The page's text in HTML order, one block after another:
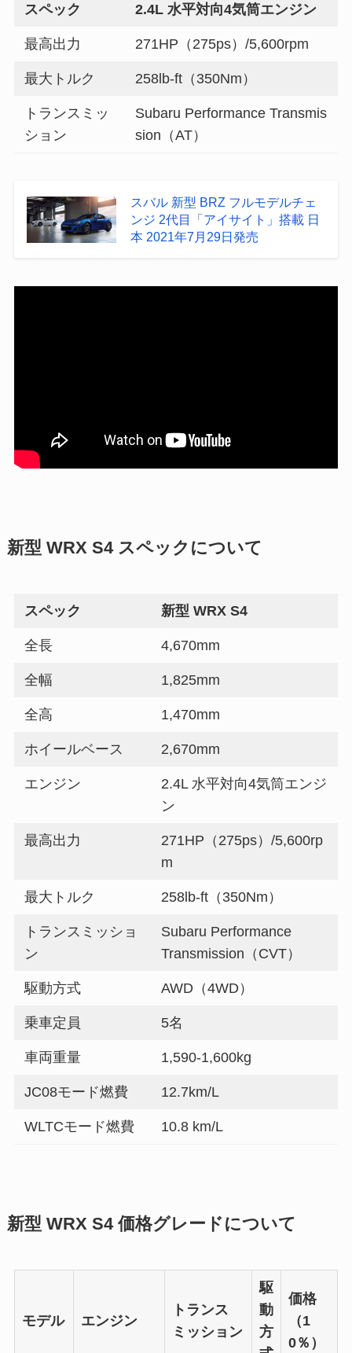
スペック 2.4L 水平対向4気筒エンジン
最高出力 271HP（275ps）/5,600rpm
最大トルク 258lb-ft（350Nm）
トランスミッ
ション
Subaru Performance Transmis
sion（AT）
スバル 新型 BRZ フルモデルチェ
ンジ 2代目「アイサイト」搭載 日
本 2021年7月29日発売
新型 WRX S4 スペックについて
スペック 新型 WRX S4
全長 4,670mm
全幅 1,825mm
全高 1,470mm
ホイールベース 2,670mm
エンジン
2.4L 水平対向4気筒エンジ
ン
最高出力
271HP（275ps）/5,600rp
m
最大トルク 258lb-ft（350Nm）
トランスミッショ
ン
Subaru Performance
Transmission（CVT）
駆動方式 AWD（4WD）
乗車定員 5名
車両重量 1,590-1,600kg
JC08モード燃費 12.7km/L
WLTCモード燃費 10.8 km/L
新型 WRX S4 価格グレードについて
モデル エンジン
トランス
ミッション
駆
動
方
価格
（1
0％）